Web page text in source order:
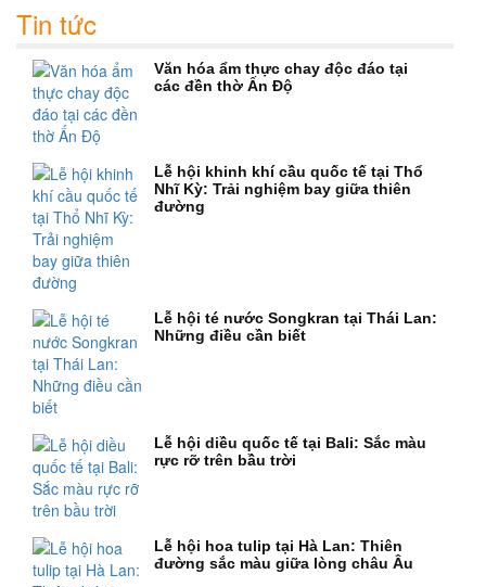
Tin tức
Văn hóa ẩm thực chay độc đáo tại
các đền thờ Ấn Độ
Lễ hội khinh khí cầu quốc tế tại Thổ
Nhĩ Kỳ: Trải nghiệm bay giữa thiên
đường
Lễ hội té nước Songkran tại Thái Lan:
Những điều cần biết
Lễ hội diều quốc tế tại Bali: Sắc màu
rực rỡ trên bầu trời
Lễ hội hoa tulip tại Hà Lan: Thiên
đường sắc màu giữa lòng châu Âu